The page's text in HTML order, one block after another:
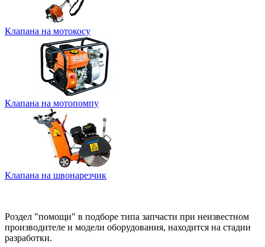
Клапана на мотокосу
Клапана на мотопомпу
Клапана на швонарезчик
Роздел "помощи" в подборе типа запчасти при неизвестном
производителе и модели оборудования, находится на стадии
разработки.